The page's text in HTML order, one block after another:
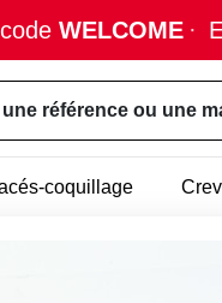
WELCOME ·
référence ou une
coquillage